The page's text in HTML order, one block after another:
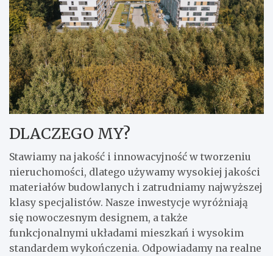
DLACZEGO MY?
Stawiamy na jakość i innowacyjność w tworzeniu
nieruchomości, dlatego używamy wysokiej jakości
materiałów budowlanych i zatrudniamy najwyższej
klasy specjalistów. Nasze inwestycje wyróżniają
się nowoczesnym designem, a także
funkcjonalnymi układami mieszkań i wysokim
standardem wykończenia. Odpowiadamy na realne